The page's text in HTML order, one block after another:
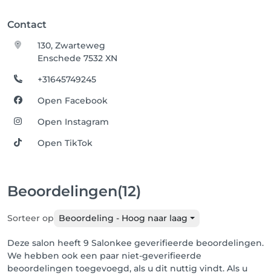
Contact
130, Zwarteweg
Enschede 7532 XN
+31645749245
Open Facebook
Open Instagram
Open TikTok
Beoordelingen(12)
Sorteer op Beoordeling - Hoog naar laag
Deze salon heeft 9 Salonkee geverifieerde beoordelingen.
We hebben ook een paar niet-geverifieerde
beoordelingen toegevoegd, als u dit nuttig vindt. Als u